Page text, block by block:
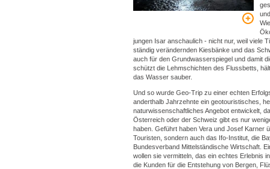
jungen Isar anschaulich - nicht nur, weil viele
ständig verändernden Kiesbänke und das
auch für den Grundwasserspiegel und damit
schützt die Lehmschichten des Flussbetts,
das Wasser sauber.
Und so wurde Geo-Trip zu einer echten
anderthalb Jahrzehnte ein geotouristisches,
naturwissenschaftliches Angebot entwickelt,
Österreich oder der Schweiz gibt es nur
haben. Geführt haben Vera und Josef Karner
Touristen, sondern auch das Ifo-Institut, die
Bundesverband Mittelständische Wirtschaft.
wollen sie vermitteln, das ein echtes Erlebnis
die Kunden für die Entstehung von Bergen,